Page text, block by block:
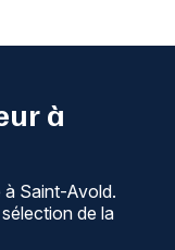
à
Saint-Avold.
de la